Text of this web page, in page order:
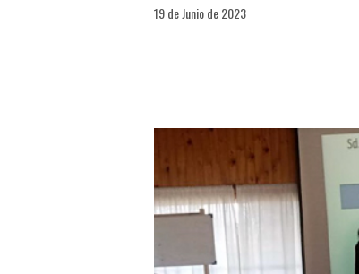
19 de Junio de 2023